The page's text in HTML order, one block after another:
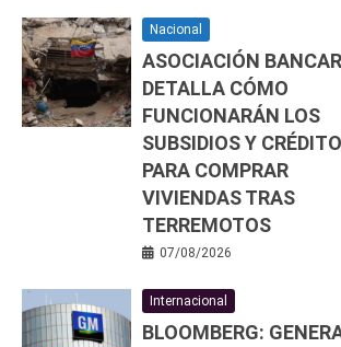
Nacional
ASOCIACIÓN
DETALLA CÓMO
FUNCIONARÁN LOS
SUBSIDIOS Y
PARA COMPRAR
VIVIENDAS TRAS
TERREMOTOS
07/08/2026
Internacional
BLOOMBERG: